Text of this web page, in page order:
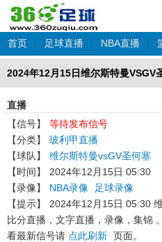
首页 | 足球直播 | NBA直播 |
2024年12月15日维尔斯特曼VSGV
直播
【信号】
等待发布信号
【分类】
玻利甲直播
【球队】
维尔斯特曼vsGV圣何塞
【时间】
2024年12月15日 05:30
【录像】
NBA录像
足球录像
【提示】
2024年12月15日 05:30
比分直播，文字直播，录像，集锦
看最新信号请 点此刷新 页面。